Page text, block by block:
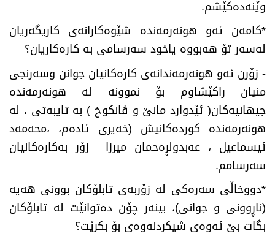
وێنه‌ده‌كێشم.
*كامه‌ن ئه‌و هونه‌رمه‌نده‌ شێوه‌كارانه‌ی كاریگه‌ریان
له‌سه‌ر تۆ هه‌بووه‌ یاخود سه‌رسامی به‌ كاره‌كاریان؟
- زۆرن ئه‌و هونه‌رمه‌ندانه‌ی كاره‌كانیان جوانن وسه‌رنجی
منیان راكێشاوم بۆ نموونه‌ له‌ هونه‌رمه‌نده‌
جیهانیه‌كان( ئێدوارد مانێ و ڤانكوخ ) به‌ تایبه‌تی ، له‌
هونه‌رمه‌نده‌ كورده‌كانیش (خه‌یری ئاده‌م، ،محه‌مه‌د
ئیسماعیل ، عه‌بدولڕه‌حمان میرزا زۆر به‌كاره‌كانیان
سه‌رسامم.
*دووخاڵی سه‌ره‌كی له‌ زۆربه‌ی تابلۆكان بوونی هه‌یه‌
(ناڕوونی و جوانی)، بینه‌ر چۆن ده‌توانێت له‌ تابلۆكان
بگات بێ ئه‌وه‌ی شیكردنه‌وه‌ی بۆ بكرێت؟